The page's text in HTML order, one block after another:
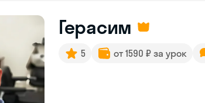
Герасим
5 от 1590 ₽ за урок